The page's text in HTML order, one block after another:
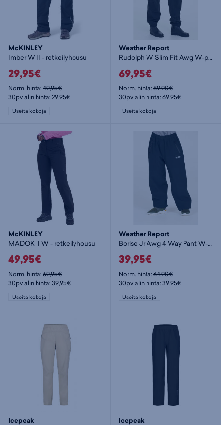
McKINLEY
Imber W II - retkeilyhousu
29,95€
Norm. hinta:49,95€
30pv alin hinta: 29,95€
Useita kokoja
Weather Report
Rudolph W Slim Fit Awg W-pro 150 - retkeilyhousu
69,95€
Norm. hinta:89,90€
30pv alin hinta: 69,95€
Useita kokoja
McKINLEY
MADOK II W - retkeilyhousu
49,95€
Norm. hinta:69,95€
30pv alin hinta: 39,95€
Useita kokoja
Weather Report
Borise Jr Awg 4 Way Pant W-PRO 15000 - retkeilyhousu
39,95€
Norm. hinta:64,90€
30pv alin hinta: 39,95€
Useita kokoja
Icepeak Icepeak